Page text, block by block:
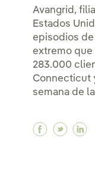
Avangrid,
Estados
episodios
extremo que
283.000
Connecticut
semana de